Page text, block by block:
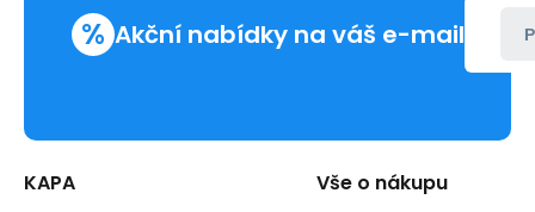
% Akční nabídky na váš e-mail
KAPA Vše o nákupu